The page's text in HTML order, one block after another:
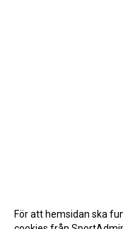
För att hemsidan ska